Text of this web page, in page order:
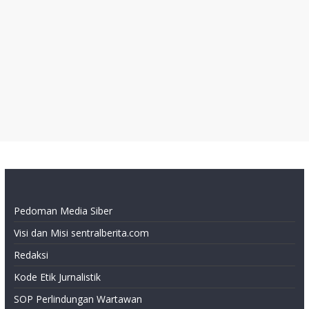
Pedoman Media Siber
Visi dan Misi sentralberita.com
Redaksi
Kode Etik Jurnalistik
SOP Perlindungan Wartawan